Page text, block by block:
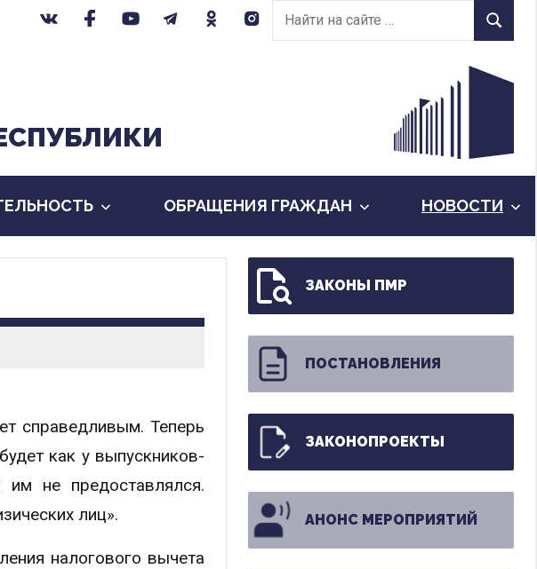
Найти
на
Найти
ОБРАЩЕНИЯ ГРАЖДАН НОВОСТИ
справедливым. Теперь
как у выпускников-
не предоставлялся.
лиц».
налогового вычета
ЗАКОНЫ ПМР
ПОСТАНОВЛЕНИЯ
ЗАКОНОПРОЕКТЫ
АНОНС МЕРОПРИЯТИЙ